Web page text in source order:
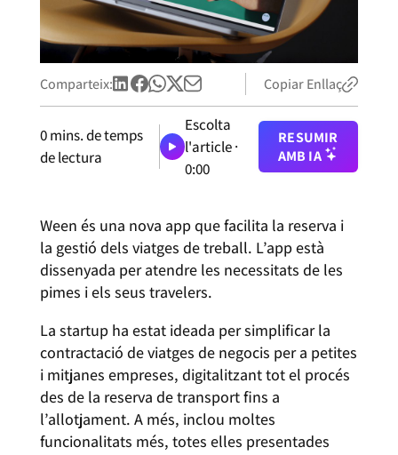
Comparteix: Copiar Enllaç
0mins. de temps
de lectura
Escolta
l'article ·
0:00
RESUMIR
AMB IA
Ween és una nova app que facilita la reserva i
la gestió dels viatges de treball. L’app està
dissenyada per atendre les necessitats de les
pimes i els seus travelers.
La startup ha estat ideada per simplificar la
contractació de viatges de negocis per a petites
i mitjanes empreses, digitalitzant tot el procés
des de la reserva de transport fins a
l’allotjament. A més, inclou moltes
funcionalitats més, totes elles presentades